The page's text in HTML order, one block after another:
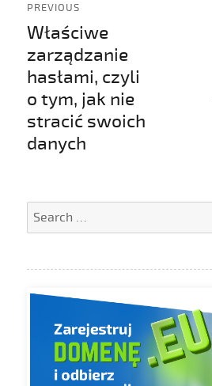
wpisu
PREVIOUS
Previous
Właściwe
zarządzanie
hasłami, czyli
o tym, jak nie
stracić swoich
danych